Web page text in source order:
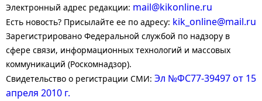
Электронный адрес редакции: mail@kikonline.ru
Есть новость? Присылайте ее по адресу: kik_online@mail.ru
Зарегистрировано Федеральной службой по надзору в
сфере связи, информационных технологий и массовых
коммуникаций (Роскомнадзор).
Свидетельство о регистрации СМИ: Эл №ФС77-39497 от 15
апреля 2010 г.